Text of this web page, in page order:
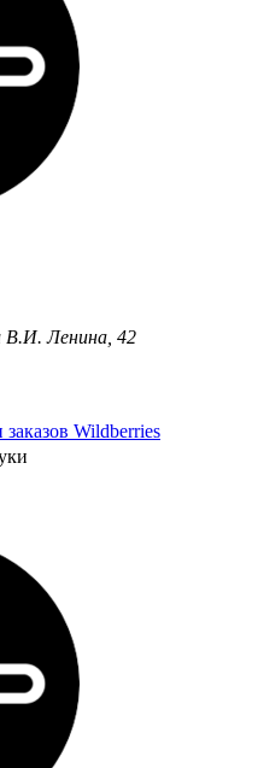
В.И. Ленина, 42
Wildberries